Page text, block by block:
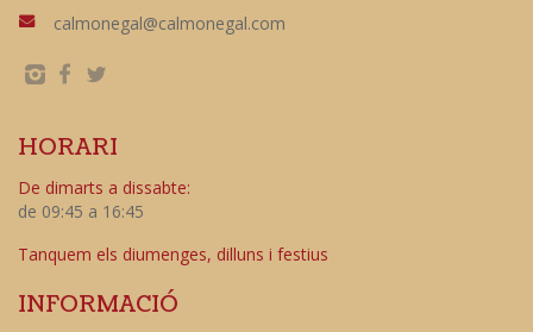
calmonegal@calmonegal.com
HORARI
De dimarts a dissabte:
de 09:45 a 16:45
Tanquem els diumenges, dilluns i festius
INFORMACIÓ